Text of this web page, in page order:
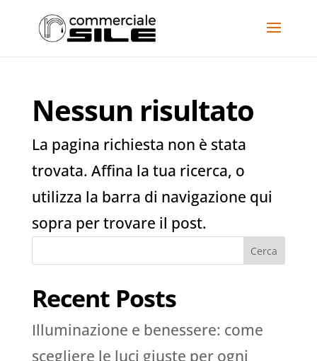
Nessun risultato
La pagina richiesta non è stata
trovata. Affina la tua ricerca, o
utilizza la barra di navigazione qui
sopra per trovare il post.
Cerca
Recent Posts
Illuminazione e benessere: come
scegliere le luci giuste per ogni